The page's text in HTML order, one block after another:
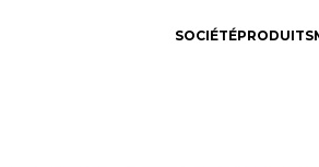
SOCIÉTÉPRODUITS